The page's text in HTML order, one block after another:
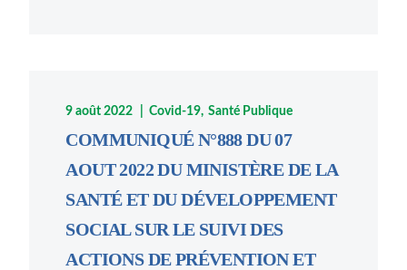
9 août 2022 Covid-19 Santé Publique
COMMUNIQUÉ N°888 DU 07
AOUT 2022 DU MINISTÈRE DE LA
SANTÉ ET DU DÉVELOPPEMENT
SOCIAL SUR LE SUIVI DES
ACTIONS DE PRÉVENTION ET